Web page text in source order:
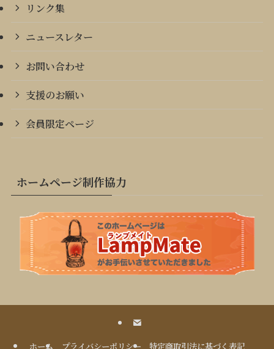
リンク集
ニュースレター
お問い合わせ
支援のお願い
会員限定ページ
ホームページ制作協力
ホーム プライバシーポリシー 特定商取引法に基づく表記